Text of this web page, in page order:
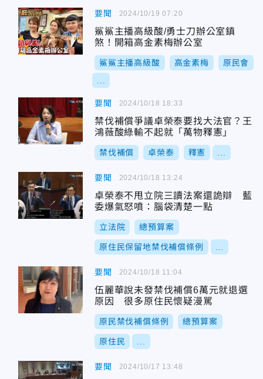
要聞
鯊鯊主播高級酸/勇士刀辦公室鎮
煞！開箱高金素梅辦公室
鯊鯊主播高級酸 高金素梅 原民會
2024/10/19 07:20
要聞
禁伐補償爭議卓榮泰要找大法官？王
鴻薇酸綠輸不起就「萬物釋憲」
禁伐補償 卓榮泰 釋憲
2024/10/18 18:33
要聞
卓榮泰不甩立院三讀法案還詭辯 藍
委爆氣怒噴：腦袋清楚一點
立法院 總預算案
原住民保留地禁伐補償條例
2024/10/18 13:24
要聞
伍麗華說未發禁伐補償6萬元就退選
原因 很多原住民懷疑漫駡
原民禁伐補償條例 總預算案
原住民
2024/10/18 11:04
要聞 2024/10/17 13:48